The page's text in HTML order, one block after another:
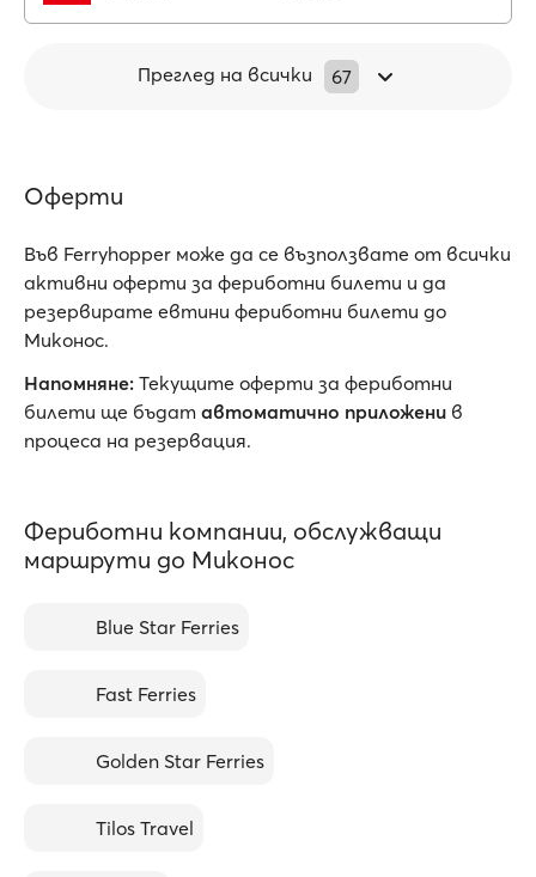
Преглед на всички 67
Оферти
Във Ferryhopper може да се възползвате от всички
активни oферти за фериботни билети и да
резервирате евтини фериботни билети до
Миконос.
Напомняне: Текущите оферти за фериботни
билети ще бъдат автоматично приложени в
процеса на резервация.
Фериботни компании, обслужващи
маршрути до Миконос
Blue Star Ferries
Fast Ferries
Golden Star Ferries
Tilos Travel